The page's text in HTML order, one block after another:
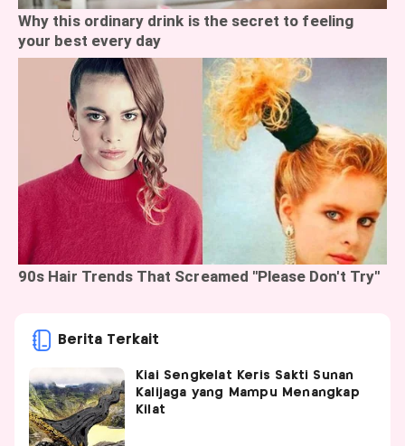
Berita Terkait
Kiai Sengkelat Keris Sakti Sunan
Kalijaga yang Mampu Menangkap
Kilat